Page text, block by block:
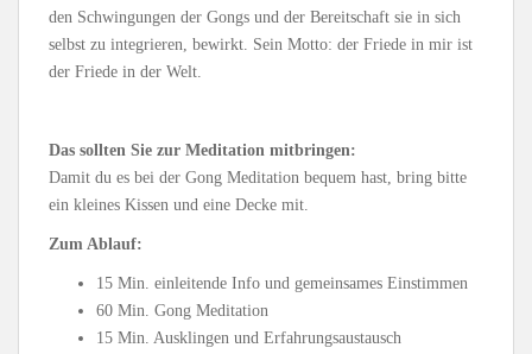
den Schwingungen der Gongs und der Bereitschaft sie in sich
selbst zu integrieren, bewirkt. Sein Motto: der Friede in mir ist
der Friede in der Welt.
Das sollten Sie zur Meditation mitbringen:
Damit du es bei der Gong Meditation bequem hast, bring bitte
ein kleines Kissen und eine Decke mit.
Zum Ablauf:
15 Min. einleitende Info und gemeinsames Einstimmen
60 Min. Gong Meditation
15 Min. Ausklingen und Erfahrungsaustausch